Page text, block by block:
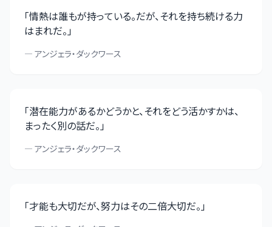
「情熱は誰もが持っている。だが、それを持ち続ける力
はまれだ。」
— アンジェラ・ダックワース
「潜在能力があるかどうかと、それをどう活かすかは、
まったく別の話だ。」
— アンジェラ・ダックワース
「才能も大切だが、努力はその二倍大切だ。」